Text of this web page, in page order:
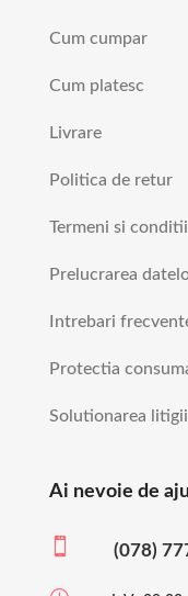
Cum cumpar
Cum platesc
Livrare
Politica de retur
Termeni si conditii
Prelucrarea
Intrebari
Protectia
Solutionarea
Ai nevoie de
 (078)